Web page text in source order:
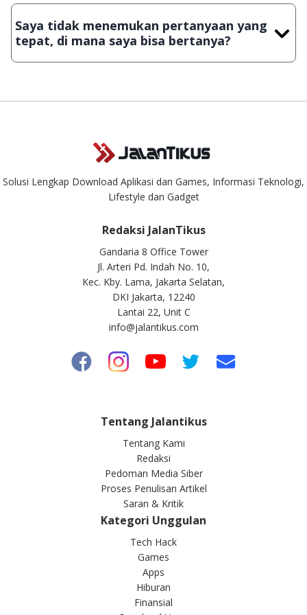
download secara manual, sehingga kuota sebesar ribuan
aplikasi & games tidak dapat tercapai dalam waktu yang
singkat.
Saya tidak menemukan pertanyaan yang
tepat, di mana saya bisa bertanya?
Kami dengan senang hati menjawab setiap pertanyaan yang
Solusi Lengkap Download Aplikasi dan Games, Informasi Teknologi,
Lifestyle dan Gadget
Redaksi JalanTikus
Gandaria 8 Office Tower
Jl. Arteri Pd. Indah No. 10,
Kec. Kby. Lama, Jakarta Selatan,
DKI Jakarta, 12240
Lantai 22, Unit C
info@jalantikus.com
Tentang Jalantikus
Tentang Kami
Redaksi
Pedoman Media Siber
Proses Penulisan Artikel
Saran & Kritik
Kategori Unggulan
Tech Hack
Games
Apps
Hiburan
Finansial